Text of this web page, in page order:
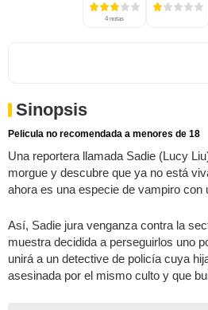
4 notas
Sinopsis
Pelicula no recomendada a menores de 18
Una reportera llamada Sadie (Lucy
morgue y descubre que ya no está
ahora es una especie de vampiro con
Así, Sadie jura venganza contra la
muestra decidida a perseguirlos uno
unirá a un detective de policía cuya
asesinada por el mismo culto y que